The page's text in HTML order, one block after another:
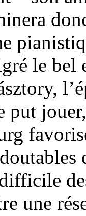
le bel
put
une